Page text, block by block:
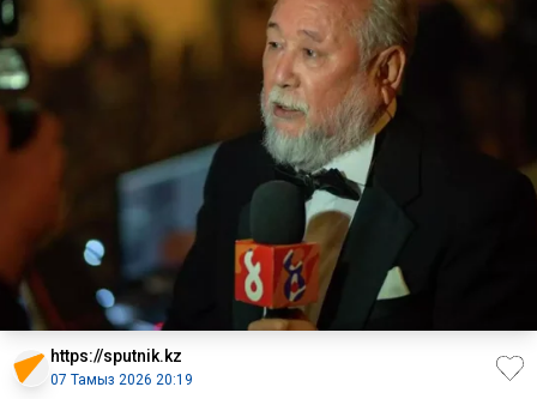
https://sputnik.kz
07 Тамыз 2026 20:19